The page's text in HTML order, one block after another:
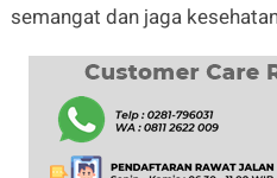
semangat dan jaga